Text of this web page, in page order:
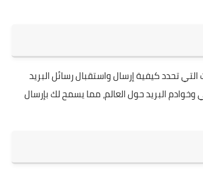
تحدد كيفية إرسال واستقبال رسائل البريد
وخوادم البريد حول العالم، مما يسمح لك بإرسال